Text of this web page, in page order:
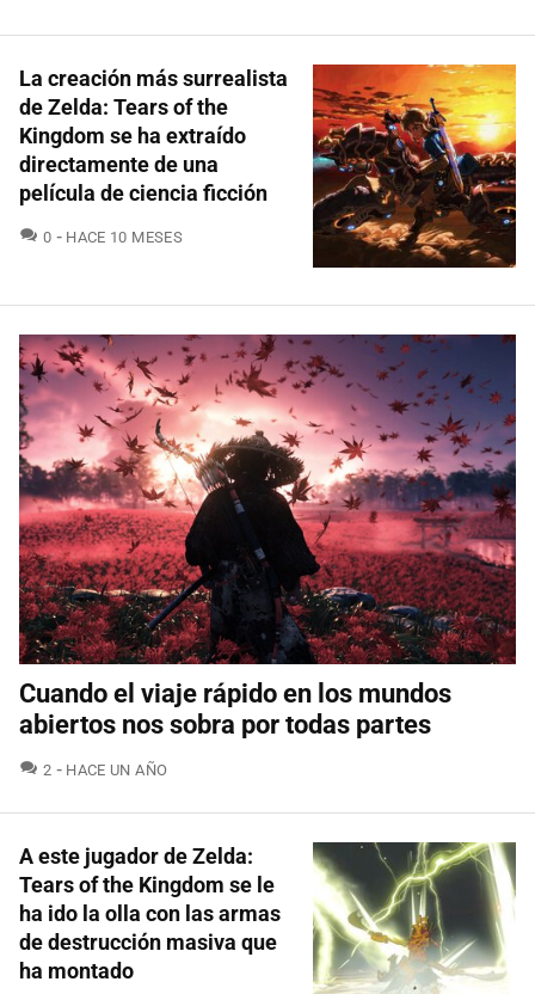
La creación más surrealista
de Zelda: Tears of the
Kingdom se ha extraído
directamente de una
película de ciencia ficción
0 COMENTARIOS
HACE 10 MESES
Cuando el viaje rápido en los mundos
abiertos nos sobra por todas partes
2 COMENTARIOS
HACE UN AÑO
A este jugador de Zelda:
Tears of the Kingdom se le
ha ido la olla con las armas
de destrucción masiva que
ha montado